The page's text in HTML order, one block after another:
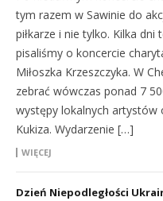
tym razem w Sawinie do
piłkarze i nie tylko. Kilka
pisaliśmy o koncercie
Miłoszka Krzeszczyka. W
zebrać wówczas ponad 7
występy lokalnych artystów
Kukiza. Wydarzenie […]
WIĘCEJ
Dzień Niepodległości